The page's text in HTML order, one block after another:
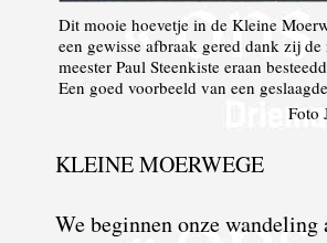
Dit mooie hoevetje in de Kleine
een gewisse afbraak gered dank zij
meester Paul Steenkiste eraan
Een goed voorbeeld van een
Foto
KLEINE MOERWEGE
We beginnen onze wandeling